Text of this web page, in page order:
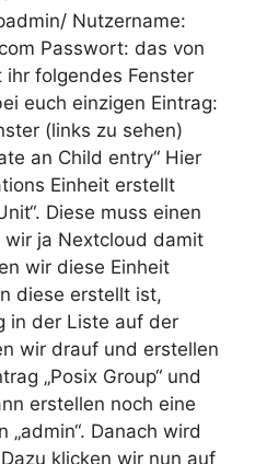
Nutzername:
Passwort: das von
folgendes Fenster
euch einzigen Eintrag:
(links zu sehen)
an Child entry“ Hier
Einheit erstellt
Diese muss einen
wir ja Nextcloud damit
wir diese Einheit
diese erstellt ist,
in der Liste auf der
wir drauf und erstellen
„Posix Group“ und
erstellen noch eine
„admin“. Danach wird
klicken wir nun auf